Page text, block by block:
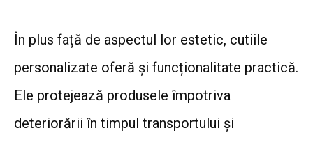
În plus față de aspectul lor estetic, cutiile
personalizate oferă și funcționalitate practică.
Ele protejează produsele împotriva
deteriorării în timpul transportului și